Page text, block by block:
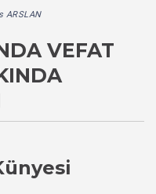
ARSLAN
VEFAT